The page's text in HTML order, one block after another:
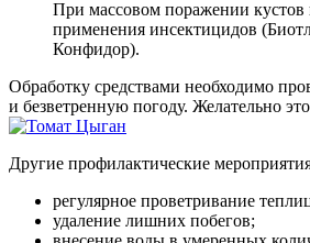
При массовом поражении кустов
применения инсектицидов
Конфидор).
Обработку средствами необходимо
и безветренную погоду. Желательно
Другие профилактические
регулярное проветривание
удаление лишних побегов;